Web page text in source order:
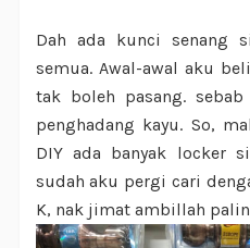
Dah ada kunci senang
semua. Awal-awal aku
tak boleh pasang.
penghadang kayu. So,
DIY ada banyak locker
sudah aku pergi cari
K, nak jimat ambillah